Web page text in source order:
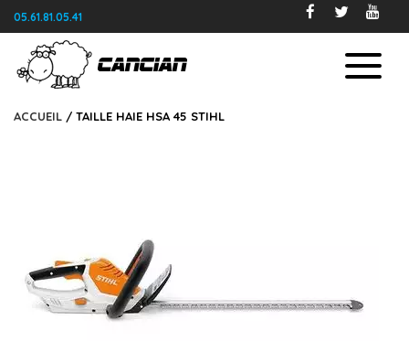
05.61.81.05.41
ACCUEIL / TAILLE HAIE HSA 45 STIHL